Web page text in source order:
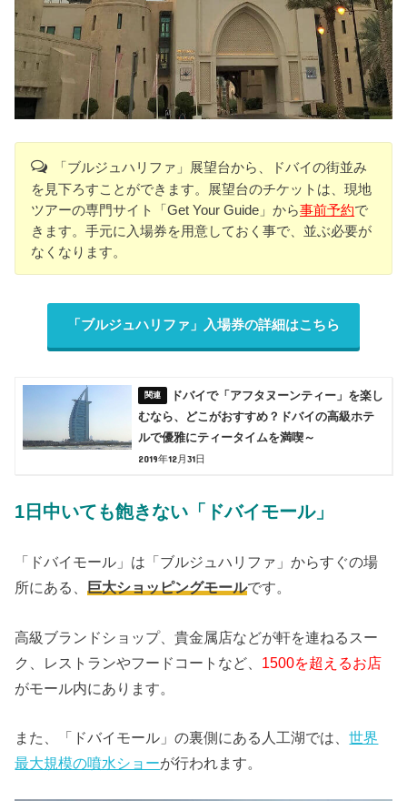
「ブルジュハリファ」展望台から、ドバイの街並み
を見下ろすことができます。展望台のチケットは、現地
ツアーの専門サイト「Get Your Guide」から事前予約で
きます。手元に入場券を用意しておく事で、並ぶ必要が
なくなります。
「ブルジュハリファ」入場券の詳細はこちら
ドバイで「アフタヌーンティー」を楽し
むなら、どこがおすすめ？ドバイの高級ホテ
ルで優雅にティータイムを満喫～
2019年12月31日
1日中いても飽きない「ドバイモール」
「ドバイモール」は「ブルジュハリファ」からすぐの場
所にある、巨大ショッピングモールです。
高級ブランドショップ、貴金属店などが軒を連ねるスー
ク、レストランやフードコートなど、 1500を超えるお店
がモール内にあります。
また、「ドバイモール」の裏側にある人工湖では、世界
最大規模の噴水ショーが行われます。